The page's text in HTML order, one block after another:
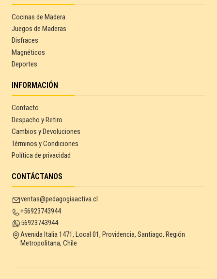
Cocinas de Madera
Juegos de Maderas
Disfraces
Magnéticos
Deportes
INFORMACIÓN
Contacto
Despacho y Retiro
Cambios y Devoluciones
Términos y Condiciones
Política de privacidad
CONTÁCTANOS
ventas@pedagogiaactiva.cl
+56923743944
56923743944
Avenida Italia 1471, Local 01, Providencia, Santiago, Región
Metropolitana, Chile